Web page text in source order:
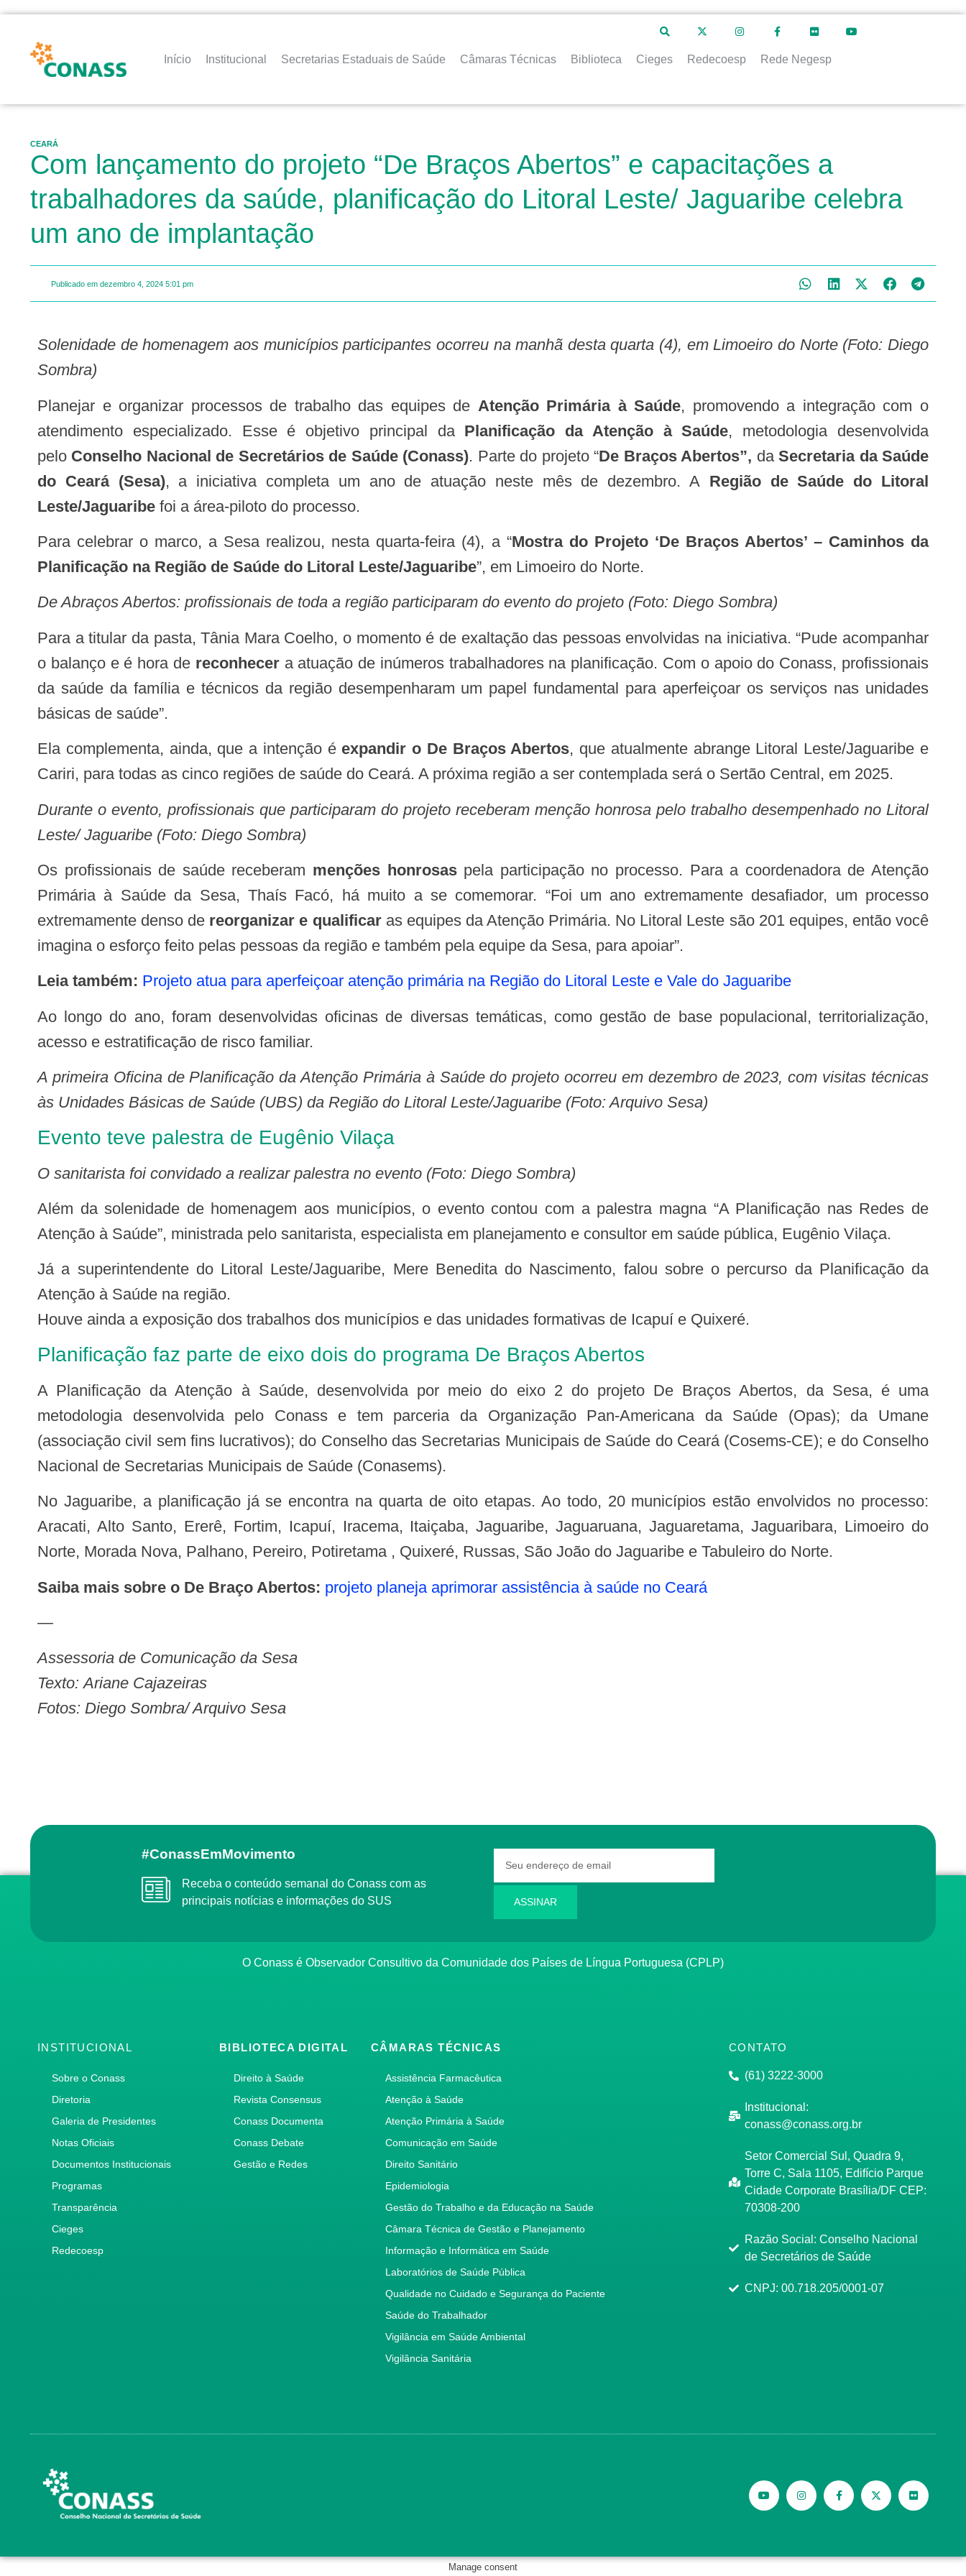
Início Institucional Secretarias Estaduais de Saúde Câmaras Técnicas Biblioteca Cieges Redecoesp Rede Negesp
CEARÁ
Com lançamento do projeto “De Braços Abertos” e capacitações a
trabalhadores da saúde, planificação do Litoral Leste/ Jaguaribe celebra
um ano de implantação
Publicado em dezembro 4, 2024 5:01 pm
Solenidade de homenagem aos municípios participantes ocorreu na manhã desta quarta (4), em Limoeiro do Norte (Foto: Diego
Sombra)
Planejar e organizar processos de trabalho das equipes de Atenção Primária à Saúde, promovendo a integração com o
atendimento especializado. Esse é objetivo principal da Planificação da Atenção à Saúde, metodologia desenvolvida
pelo Conselho Nacional de Secretários de Saúde (Conass). Parte do projeto “De Braços Abertos”, daSecretaria da Saúde
do Ceará (Sesa), a iniciativa completa um ano de atuação neste mês de dezembro. A Região de Saúde do Litoral
Leste/Jaguaribe foi a área-piloto do processo.
Para celebrar o marco, a Sesa realizou, nesta quarta-feira (4), a “Mostra do Projeto ‘De Braços Abertos’ – Caminhos da
Planificação na Região de Saúde do Litoral Leste/Jaguaribe”, em Limoeiro do Norte.
De Abraços Abertos: profissionais de toda a região participaram do evento do projeto (Foto: Diego Sombra)
Para a titular da pasta, Tânia Mara Coelho, o momento é de exaltação das pessoas envolvidas na iniciativa. “Pude acompanhar
o balanço e é hora de reconhecera atuação de inúmeros trabalhadores na planificação. Com o apoio do Conass, profissionais
da saúde da família e técnicos da região desempenharam um papel fundamental para aperfeiçoar os serviços nas unidades
básicas de saúde”.
Ela complementa, ainda, que a intenção é expandir o De Braços Abertos, que atualmente abrange Litoral Leste/Jaguaribe e
Cariri, para todas as cinco regiões de saúde do Ceará. A próxima região a ser contemplada será o Sertão Central, em 2025.
Durante o evento, profissionais que participaram do projeto receberam menção honrosa pelo trabalho desempenhado no Litoral
Leste/ Jaguaribe (Foto: Diego Sombra)
Os profissionais de saúde receberam menções honrosaspela participação no processo. Para a coordenadora de Atenção
Primária à Saúde da Sesa, Thaís Facó, há muito a se comemorar. “Foi um ano extremamente desafiador, um processo
extremamente denso de reorganizar e qualificaras equipes da Atenção Primária. No Litoral Leste são 201 equipes, então você
imagina o esforço feito pelas pessoas da região e também pela equipe da Sesa, para apoiar”.
Leia também: Projeto atua para aperfeiçoar atenção primária na Região do Litoral Leste e Vale do Jaguaribe
Ao longo do ano, foram desenvolvidas oficinas de diversas temáticas, como gestão de base populacional, territorialização,
acesso e estratificação de risco familiar.
A primeira Oficina de Planificação da Atenção Primária à Saúde do projeto ocorreu em dezembro de 2023, com visitas técnicas
às Unidades Básicas de Saúde (UBS) da Região do Litoral Leste/Jaguaribe (Foto: Arquivo Sesa)
Evento teve palestra de Eugênio Vilaça
O sanitarista foi convidado a realizar palestra no evento (Foto: Diego Sombra)
Além da solenidade de homenagem aos municípios, o evento contou com a palestra magna “A Planificação nas Redes de
Atenção à Saúde”, ministrada pelo sanitarista, especialista em planejamento e consultor em saúde pública, Eugênio Vilaça.
Já a superintendente do Litoral Leste/Jaguaribe, Mere Benedita do Nascimento, falou sobre o percurso da Planificação da
Atenção à Saúde na região.
Houve ainda a exposição dos trabalhos dos municípios e das unidades formativas de Icapuí e Quixeré.
Planificação faz parte de eixo dois do programa De Braços Abertos
A Planificação da Atenção à Saúde, desenvolvida por meio do eixo 2 do projeto De Braços Abertos, da Sesa, é uma
metodologia desenvolvida pelo Conass e tem parceria da Organização Pan-Americana da Saúde (Opas); da Umane
(associação civil sem fins lucrativos); do Conselho das Secretarias Municipais de Saúde do Ceará (Cosems-CE); e do Conselho
Nacional de Secretarias Municipais de Saúde (Conasems).
No Jaguaribe, a planificação já se encontra na quarta de oito etapas. Ao todo, 20 municípios estão envolvidos no processo:
Aracati, Alto Santo, Ererê, Fortim, Icapuí, Iracema, Itaiçaba, Jaguaribe, Jaguaruana, Jaguaretama, Jaguaribara, Limoeiro do
Norte, Morada Nova, Palhano, Pereiro, Potiretama , Quixeré, Russas, São João do Jaguaribe e Tabuleiro do Norte.
Saiba mais sobre o De Braço Abertos: projeto planeja aprimorar assistência à saúde no Ceará
—
Assessoria de Comunicação da Sesa
Texto: Ariane Cajazeiras
Fotos: Diego Sombra/ Arquivo Sesa
#ConassEmMovimento
Receba o conteúdo semanal do Conass com as
principais notícias e informações do SUS
ASSINAR
O Conass é Observador Consultivo da Comunidade dos Países de Língua Portuguesa (CPLP)
INSTITUCIONAL
Sobre o Conass
Diretoria
Galeria de Presidentes
Notas Oficiais
Documentos Institucionais
Programas
Transparência
Cieges
Redecoesp
BIBLIOTECA DIGITAL
Direito à Saúde
Revista Consensus
Conass Documenta
Conass Debate
Gestão e Redes
CÂMARAS TÉCNICAS
Assistência Farmacêutica
Atenção à Saúde
Atenção Primária à Saúde
Comunicação em Saúde
Direito Sanitário
Epidemiologia
Gestão do Trabalho e da Educação na Saúde
Câmara Técnica de Gestão e Planejamento
Informação e Informática em Saúde
Laboratórios de Saúde Pública
Qualidade no Cuidado e Segurança do Paciente
Saúde do Trabalhador
Vigilância em Saúde Ambiental
Vigilância Sanitária
CONTATO
(61) 3222-3000
Institucional:
conass@conass.org.br
Setor Comercial Sul, Quadra 9,
Torre C, Sala 1105, Edifício Parque
Cidade Corporate Brasília/DF CEP:
70308-200
Razão Social: Conselho Nacional
de Secretários de Saúde
CNPJ: 00.718.205/0001-07
Manage consent